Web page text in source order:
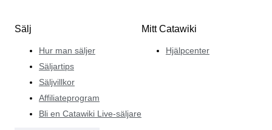
Sälj
Hur man säljer
Säljartips
Säljvillkor
Affiliateprogram
Bli en Catawiki Live-säljare
Mitt Catawiki
Hjälpcenter